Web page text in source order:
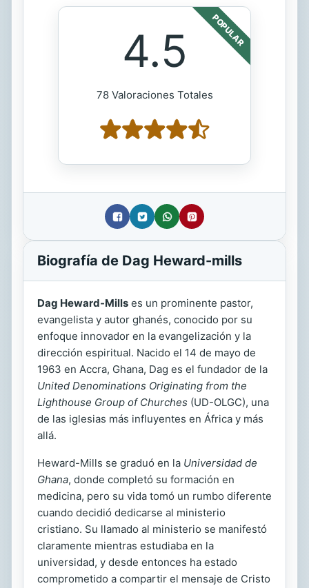
POPULAR
4.5
78 Valoraciones Totales
Biografía de Dag Heward-mills
Dag Heward-Mills es un prominente pastor,
evangelista y autor ghanés, conocido por su
enfoque innovador en la evangelización y la
dirección espiritual. Nacido el 14 de mayo de
1963 en Accra, Ghana, Dag es el fundador de la
United Denominations Originating from the
Lighthouse Group of Churches (UD-OLGC), una
de las iglesias más influyentes en África y más
allá.
Heward-Mills se graduó en la Universidad de
Ghana, donde completó su formación en
medicina, pero su vida tomó un rumbo diferente
cuando decidió dedicarse al ministerio
cristiano. Su llamado al ministerio se manifestó
claramente mientras estudiaba en la
universidad, y desde entonces ha estado
comprometido a compartir el mensaje de Cristo